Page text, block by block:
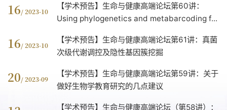
16/ 2023-10
【学术预告】生命与健康高端论坛第60讲：
Using phylogenetics and metabarcoding f...
16/ 2023-10
【学术预告】生命与健康高端论坛第61讲：真菌
次级代谢调控及隐性基因簇挖掘
20/ 2023-09
【学术预告】生命与健康高端论坛第59讲：关于
做好生物学教育研究的几点建议
【学术预告】生命与健康高端论坛（第58讲）：